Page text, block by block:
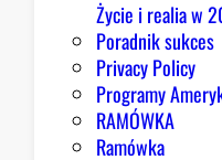
Życie i realia w
Poradnik sukces
Privacy Policy
Programy
RAMÓWKA
Ramówka